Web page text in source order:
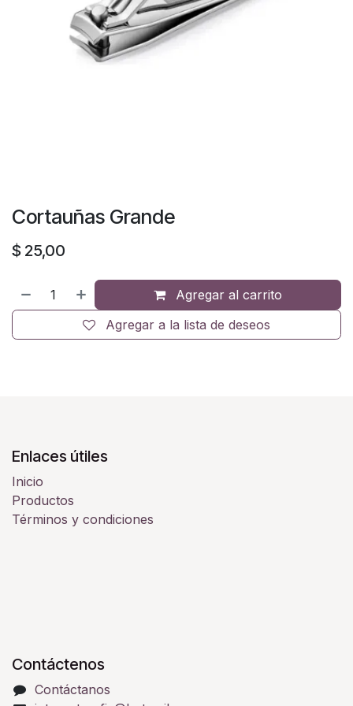
Cortauñas Grande
$ 25,00
Agregar al carrito
Agregar a la lista de deseos
Enlaces útiles
Inicio
Productos
Términos y condiciones
Contáctenos
Contáctanos